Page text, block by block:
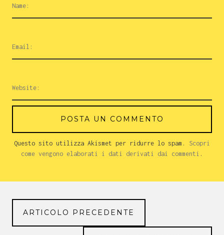
Questo sito utilizza Akismet per ridurre lo spam. Scopri
come vengono elaborati i dati derivati dai commenti .
ARTICOLO PRECEDENTE